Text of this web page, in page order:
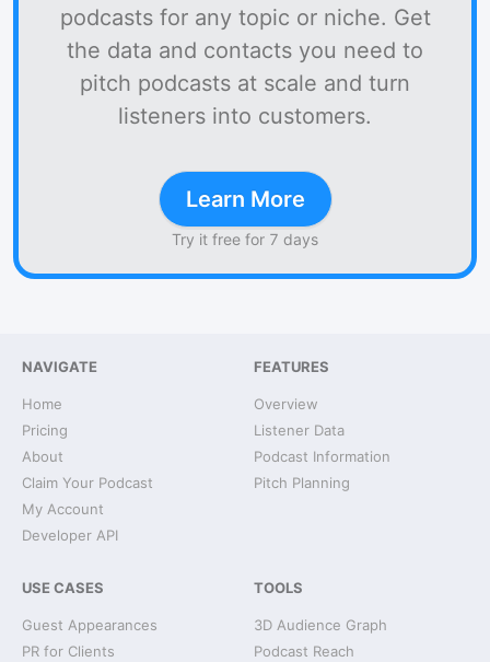
podcasts for any topic or niche. Get
the data and contacts you need to
pitch podcasts at scale and turn
listeners into customers.
Learn More
Try it free for 7 days
NAVIGATE
Home
Pricing
About
Claim Your Podcast
My Account
Developer API
FEATURES
Overview
Listener Data
Podcast Information
Pitch Planning
USE CASES
Guest Appearances
PR for Clients
TOOLS
3D Audience Graph
Podcast Reach